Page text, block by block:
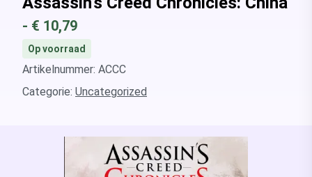
- € 10,79
Op voorraad
Artikelnummer: ACCC
Categorie: Uncategorized